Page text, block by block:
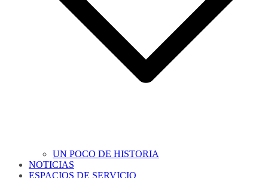
UN POCO DE HISTORIA
NOTICIAS
ESPACIOS DE SERVICIO